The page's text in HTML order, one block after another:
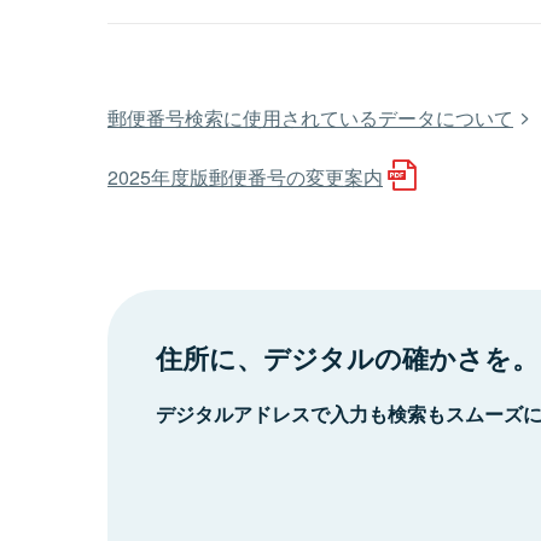
郵便番号検索に使用されているデータについて
2025年度版郵便番号の変更案内
住所に、デジタルの確かさを。
デジタルアドレスで入力も検索もスムーズ